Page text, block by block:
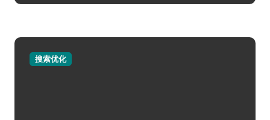
搜索优化